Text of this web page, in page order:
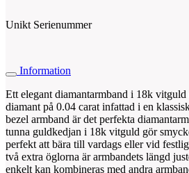
Unikt Serienummer
Information
Ett elegant diamantarmband i 18k
diamant på 0.04 carat infattad i en
bezel armband är det perfekta
tunna guldkedjan i 18k vitguld gör
perfekt att bära till vardags eller vid
två extra öglorna är armbandets längd
enkelt kan kombineras med andra